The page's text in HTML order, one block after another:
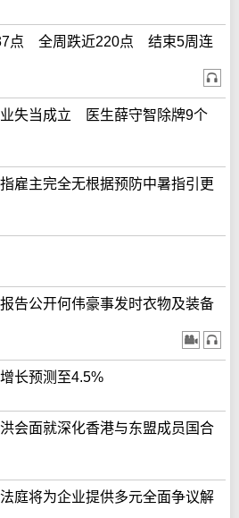
点 全周跌近220点 结束5周连
失当成立 医生薛守智除牌9个
雇主完全无根据预防中暑指引更
告公开何伟豪事发时衣物及装备
长预测至4.5%
会面就深化香港与东盟成员国合
庭将为企业提供多元全面争议解